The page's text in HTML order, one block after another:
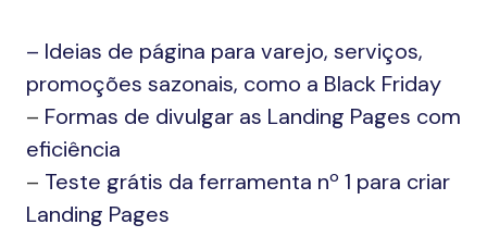
– Ideias de página para varejo, serviços,
promoções sazonais, como a Black Friday
– Formas de divulgar as Landing Pages com
eficiência
– Teste grátis da ferramenta nº 1 para criar
Landing Pages